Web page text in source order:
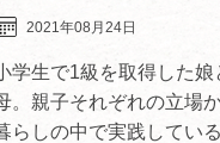
2021年08月24日
学生で1級を取得した
。親子それぞれの立場
らしの中で実践してい